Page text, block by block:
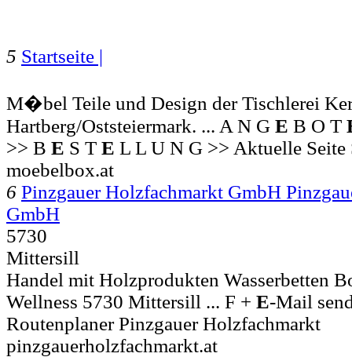
5 Startseite |
M�bel Teile und Design der Tischlerei
Hartberg/Oststeiermark. ... A N G E B O T
>> B E S T E L L U N G >> Aktuelle Seite
moebelbox.at
6 Pinzgauer Holzfachmarkt GmbH
GmbH
5730
Mittersill
Handel mit Holzprodukten Wasserbetten
Wellness 5730 Mittersill ... F + E-Mail
Routenplaner Pinzgauer Holzfachmarkt
pinzgauerholzfachmarkt.at